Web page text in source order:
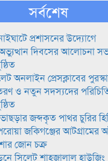
সর্বশেষ
প্রশাসনের উদ্যোগে
দিবসের আলোচনা
অনলাইন প্রেসক্লাবের
ও নতুন সদস্যদের
জব্দকৃত পাথর চুরির
জকিগঞ্জের আটগ্রামের
জোন চক্র
সিলেট শাহজালাল হাউজিং